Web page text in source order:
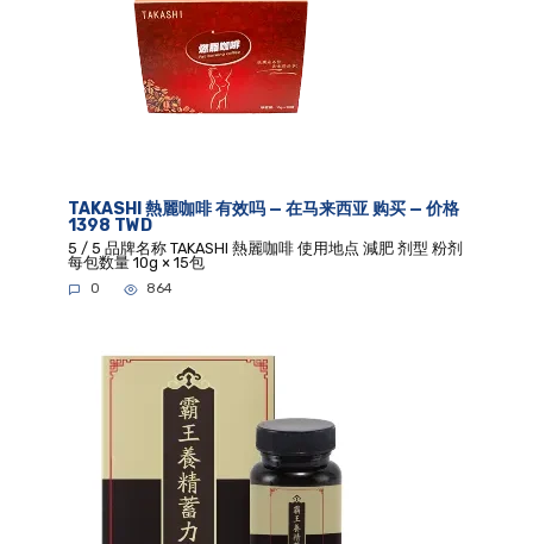
TAKASHI 熱麗咖啡 有效吗 — 在马来西亚 购买 — 价格
1398 TWD
5 / 5 品牌名称 TAKASHI 熱麗咖啡 使用地点 減肥 剂型 粉剂
每包数量 10g × 15包
0 864